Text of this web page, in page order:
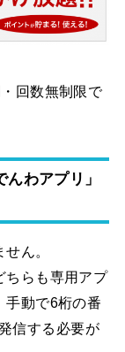
回数無制限で
わアプリ」
ん。
ちらも専用アプ
手動で6桁の番
信する必要が